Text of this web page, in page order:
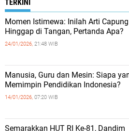
TERKINI
Momen Istimewa: Inilah Arti Capung
Hinggap di Tangan, Pertanda Apa?
24/01/2026, 21:48 WIB
Manusia, Guru dan Mesin: Siapa
Memimpin Pendidikan Indonesia?
14/01/2026, 07:20 WIB
Semarakkan HUT RI Ke-81, Dandim